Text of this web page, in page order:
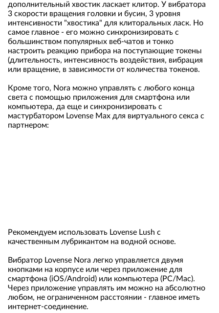
дополнительный хвостик ласкает клитор. У вибратора
3 скорости вращения головки и бусин, 3 уровня
интенсивности "хвостика" для клиторальных ласк. Но
самое главное - его можно синхронизировать с
большинством популярных веб-чатов и тонко
настроить реакцию прибора на поступающие токены
(длительность, интенсивность воздействия, вибрация
или вращение, в зависимости от количества токенов.
Кроме того, Nora можно управлять с любого конца
света с помощью приложения для смартфона или
компьютера, да еще и синхронизировать с
мастурбатором Lovense Max для виртуального секса с
партнером:
Рекомендуем использовать Lovense Lush c
качественным лубрикантом на водной основе.
Вибратор Lovense Nora легко управляется двумя
кнопками на корпусе или через приложение для
смартфона (iOS/Android) или компьютера (PC/Mac).
Через приложение управлять им можно на абсолютно
любом, не ограниченном расстоянии - главное иметь
интернет-соединение.